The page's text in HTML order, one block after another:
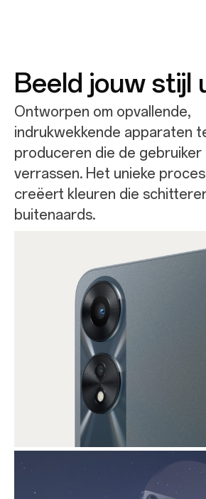
Beeld jouw stijl
Ontworpen om opvallende,
indrukwekkende apparaten
produceren die de gebruiker
verrassen. Het unieke
creëert kleuren die
buitenaards.